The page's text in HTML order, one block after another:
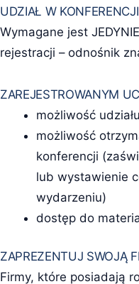
UDZIAŁ W
Wymagane jest
rejestracji – odnośnik
ZAREJESTROWANYM
możliwość
możliwość
konferencji
lub wystawienie
wydarzeniu)
dostęp do
ZAPREZENTUJ SWOJĄ
Firmy, które posiadają